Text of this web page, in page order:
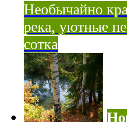
Необычайно
река, уютные
сотка